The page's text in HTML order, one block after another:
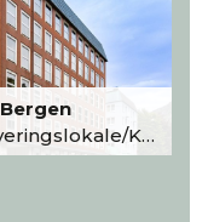
Arrangement